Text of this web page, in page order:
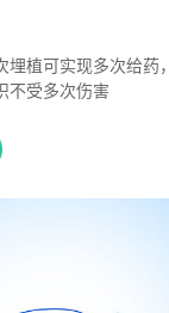
埋植可实现多次给药
不受多次伤害